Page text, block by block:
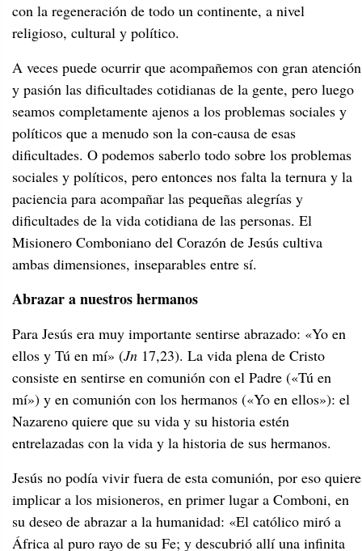
con la regeneración de todo un continente, a nivel
religioso, cultural y político.
A veces puede ocurrir que acompañemos con gran atención
y pasión las dificultades cotidianas de la gente, pero luego
seamos completamente ajenos a los problemas sociales y
políticos que a menudo son la con-causa de esas
dificultades. O podemos saberlo todo sobre los problemas
sociales y políticos, pero entonces nos falta la ternura y la
paciencia para acompañar las pequeñas alegrías y
dificultades de la vida cotidiana de las personas. El
Misionero Comboniano del Corazón de Jesús cultiva
ambas dimensiones, inseparables entre sí.
Abrazar a nuestros hermanos
Para Jesús era muy importante sentirse abrazado: «Yo en
ellos y Tú en mí» (Jn 17,23). La vida plena de Cristo
consiste en sentirse en comunión con el Padre («Tú en
mí») y en comunión con los hermanos («Yo en ellos»): el
Nazareno quiere que su vida y su historia estén
entrelazadas con la vida y la historia de sus hermanos.
Jesús no podía vivir fuera de esta comunión, por eso quiere
implicar a los misioneros, en primer lugar a Comboni, en
su deseo de abrazar a la humanidad: «El católico miró a
África al puro rayo de su Fe; y descubrió allí una infinita